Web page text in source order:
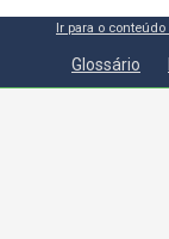
Ir para o conteúdo
Glossário